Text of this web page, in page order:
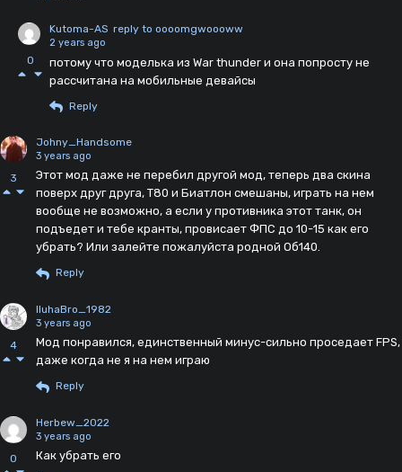
0
Kutoma-AS reply to oooomgwoooww
2 years ago
потому что моделька из War thunder и она попросту не
рассчитана на мобильные девайсы
Reply
3
Johny_Handsome
3 years ago
Этот мод даже не перебил другой мод, теперь два скина
поверх друг друга, Т80 и Биатлон смешаны, играть на нем
вообще не возможно, а если у противника этот танк, он
подъедет и тебе кранты, провисает ФПС до 10-15 как его
убрать? Или залейте пожалуйста родной Об140.
Reply
4
IluhaBro_1982
3 years ago
Мод понравился, единственный минус-сильно проседает FPS,
даже когда не я на нем играю
Reply
0
Herbew_2022
3 years ago
Как убрать его